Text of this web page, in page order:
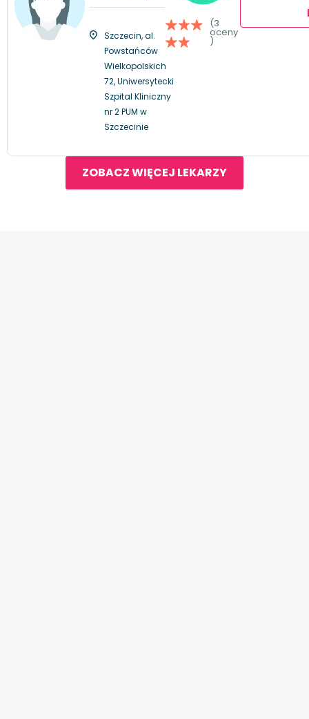
Szczecin, al.
Powstańców
Wielkopolskich
72, Uniwersytecki
Szpital Kliniczny
nr 2 PUM w
Szczecinie
(3
oceny
)
ZOBACZ WIĘCEJ LEKARZY